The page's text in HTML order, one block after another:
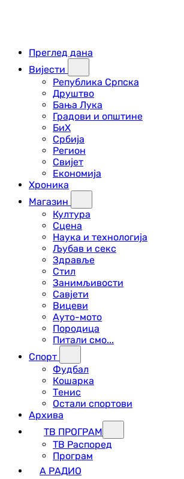
Преглед дана
Вијести
Република Српска
Друштво
Бања Лука
Градови и општине
БиХ
Србија
Регион
Свијет
Економија
Хроника
Магазин
Култура
Сцена
Наука и технологија
Љубав и секс
Здравље
Стил
Занимљивости
Савјети
Вицеви
Ауто-мото
Породица
Питали смо...
Спорт
Фудбал
Кошарка
Тенис
Остали спортови
Архива
ТВ ПРОГРАМ
ТВ Распоред
Програм
А РАДИО